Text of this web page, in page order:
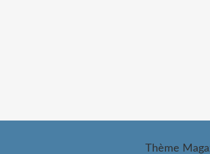
Thème